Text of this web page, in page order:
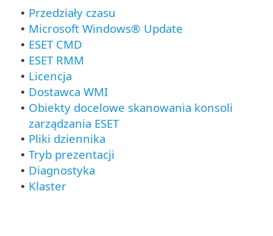
• Przedziały czasu
• Microsoft Windows® Update
• ESET CMD
• ESET RMM
• Licencja
• Dostawca WMI
• Obiekty docelowe skanowania konsoli
zarządzania ESET
• Pliki dziennika
• Tryb prezentacji
• Diagnostyka
• Klaster